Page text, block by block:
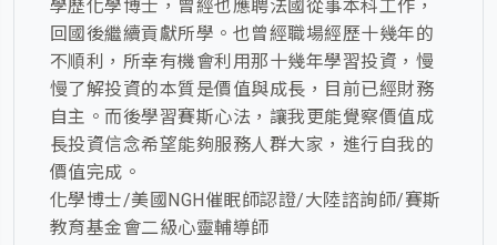
學歷化學博士，曾經也應聘法國從事本科工作，
回國後繼續貢獻所學。也曾經職場經歷十幾年的
不順利，所幸有機會利用那十幾年學習投資，慢
慢了解投資的本質是價值與成長，目前已經財務
自主。而後學習賽斯心法，讓我更能覺察價值成
長投資信念希望能夠服務人群大家，進行自我的
價值完成。
化學博士/美國NGH催眠師認證/大陸諮詢師/賽斯
教育基金會二級心靈輔導師